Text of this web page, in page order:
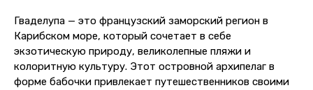
Гваделупа — это французский заморский регион в
Карибском море, который сочетает в себе
экзотическую природу, великолепные пляжи и
колоритную культуру. Этот островной архипелаг в
форме бабочки привлекает путешественников своими